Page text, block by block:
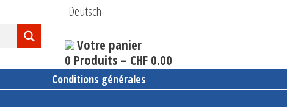
Deutsch
Votre panier
0 Produits – CHF 0.00
Conditions générales